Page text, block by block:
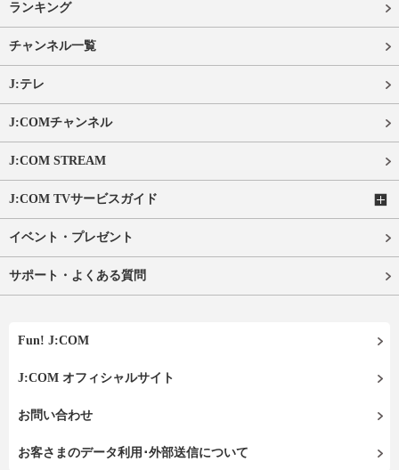
ランキング
チャンネル一覧
J:テレ
J:COMチャンネル
J:COM STREAM
J:COM TVサービスガイド
イベント・プレゼント
サポート・よくある質問
Fun! J:COM
J:COM オフィシャルサイト
お問い合わせ
お客さまのデータ利用･外部送信について